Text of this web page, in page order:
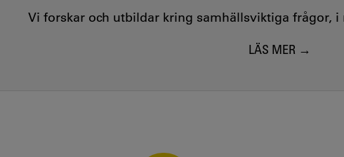
Vi forskar och utbildar kring samhällsviktiga frågor,
LÄS MER